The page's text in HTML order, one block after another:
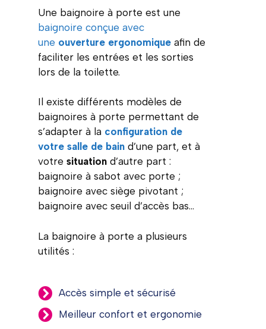
Une baignoire à porte est une
baignoire conçue avec
une ouverture ergonomiqueafin de
faciliter les entrées et les sorties
lors de la toilette.
Il existe différents modèles de
baignoires à porte permettant de
s’adapter à la configuration de
votre salle de baind’une part, et à
votre situation d’autre part :
baignoire à sabot avec porte ;
baignoire avec siège pivotant ;
baignoire avec seuil d’accès bas…
La baignoire à porte a plusieurs
utilités :
Accès simple et sécurisé
Meilleur confort et ergonomie